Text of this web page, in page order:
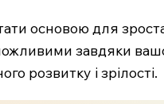
основою для
завдяки
розвитку і зрілості.